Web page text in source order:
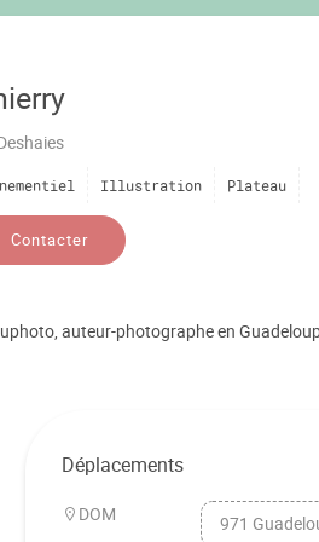
Illustration Plateau
Contacter
auteur-photographe en
Déplacements
DOM 971